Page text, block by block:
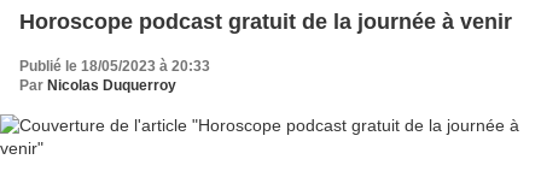
Horoscope podcast gratuit de la journée à venir
Publié le 18/05/2023 à 20:33
Par Nicolas Duquerroy